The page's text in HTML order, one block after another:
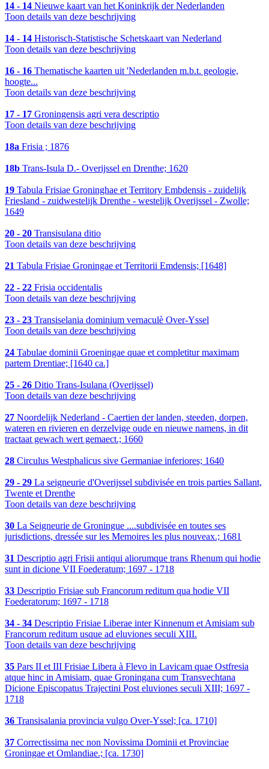
14 - 14 Nieuwe kaart van het Koninkrijk der Nederlanden
Toon details van deze beschrijving
14 - 14 Historisch-Statistische Schetskaart van Nederland
Toon details van deze beschrijving
16 - 16 Thematische kaarten uit 'Nederlanden m.b.t. geologie,
hoogte...
Toon details van deze beschrijving
17 - 17 Groningensis agri vera descriptio
Toon details van deze beschrijving
18a Frisia ; 1876
18b Trans-Isula D.- Overijssel en Drenthe; 1620
19 Tabula Frisiae Groninghae et Territory Embdensis - zuidelijk
Friesland - zuidwestelijk Drenthe - westelijk Overijssel - Zwolle;
1649
20 - 20 Transisulana ditio
Toon details van deze beschrijving
21 Tabula Frisiae Groningae et Territorii Emdensis; [1648]
22 - 22 Frisia occidentalis
Toon details van deze beschrijving
23 - 23 Transiselania dominium vernaculè Over-Yssel
Toon details van deze beschrijving
24 Tabulae dominii Groeningae quae et completitur maximam
partem Drentiae; [1640 ca.]
25 - 26 Ditio Trans-Isulana (Overijssel)
Toon details van deze beschrijving
27 Noordelijk Nederland - Caertien der landen, steeden, dorpen,
wateren en rivieren en derzelvige oude en nieuwe namens, in dit
tractaat gewach wert gemaect.; 1660
28 Circulus Westphalicus sive Germaniae inferiores; 1640
29 - 29 La seigneurie d'Overijssel subdivisée en trois parties Sallant,
Twente et Drenthe
Toon details van deze beschrijving
30 La Seigneurie de Groningue ....subdivisée en toutes ses
jurisdictions, dressée sur les Memoires les plus nouveax.; 1681
31 Descriptio agri Frisii antiqui aliorumque trans Rhenum qui hodie
sunt in dicione VII Foederatum; 1697 - 1718
33 Descriptio Frisiae sub Francorum reditum qua hodie VII
Foederatorum; 1697 - 1718
34 - 34 Descriptio Frisiae Liberae inter Kinnenum et Amisiam sub
Francorum reditum usque ad eluviones seculi XIII.
Toon details van deze beschrijving
35 Pars II et III Frisiae Libera à Flevo in Lavicam quae Ostfresia
atque hinc in Amisiam, quae Groningana cum Transvechtana
Dicione Episcopatus Trajectini Post eluviones seculi XIII; 1697 -
1718
36 Transisalania provincia vulgo Over-Yssel; [ca. 1710]
37 Correctissima nec non Novissima Dominii et Provinciae
Groningae et Omlandiae.; [ca. 1730]